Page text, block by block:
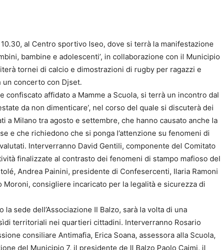
al Centro sportivo Iseo, dove si terrà la manifestazione
bambine e adolescenti’, in collaborazione con il Municipio
tornei di calcio e dimostrazioni di rugby per ragazzi e
un concerto con Djset.
confiscato affidato a Mamme a Scuola, si terrà un incontro dal
da non dimenticare’, nel corso del quale si discuterà dei
a Milano tra agosto e settembre, che hanno causato anche la
e che richiedono che si ponga l’attenzione su fenomeni di
Interverranno David Gentili, componente del Comitato
finalizzate al contrasto dei fenomeni di stampo mafioso del
Andrea Painini, presidente di Confesercenti, Ilaria Ramoni
consigliere incaricato per la legalità e sicurezza di
la sede dell’Associazione Il Balzo, sarà la volta di una
territoriali nei quartieri cittadini. Interverranno Rosario
consiliare Antimafia, Erica Soana, assessora alla Scuola,
del Municipio 7, il presidente de Il Balzo Paolo Caimi, il